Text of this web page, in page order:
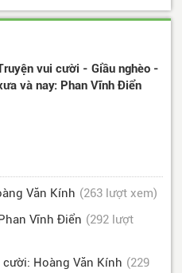
vui cười - Giầu nghèo -
và nay: Phan Vĩnh Điển
Văn Kính (263 lượt xem)
Vĩnh Điển (292 lượt
Hoàng Văn Kính (229